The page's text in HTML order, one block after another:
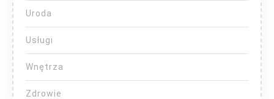
Uroda
Usługi
Wnętrza
Zdrowie